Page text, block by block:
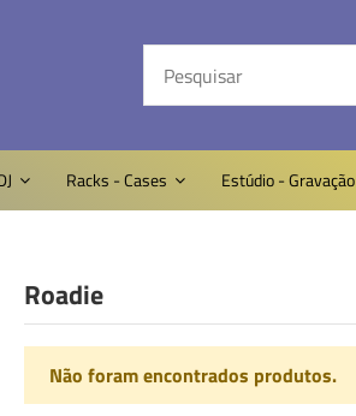
Racks - Cases Estúdio - Gravação
Roadie
Não foram encontrados produtos.